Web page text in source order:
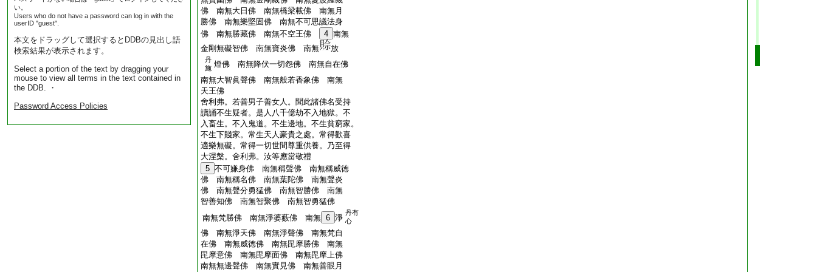
い。
Users who do not have a password can log in with the
userID "guest".
本文をドラッグして選択するとDDBの見出し語
検索結果が表示されます。
Select a portion of the text by dragging your
mouse to view all terms in the text contained in
the DDB. ・
Password Access Policies
佛 南無大日佛 南無橋梁載佛 南無月
勝佛 南無樂堅固佛 南無不可思議法身
佛 南無勝藏佛 南無不空王佛
4 南無
金剛無礙智佛 南無寶炎佛 南無
放
丹
施 燈佛 南無降伏一切怨佛 南無自在佛
南無大智眞聲佛 南無般若香象佛 南無
天王佛
舍利弗。若善男子善女人。聞此諸佛名受持
讀誦不生疑者。是人八千億劫不入地獄。不
入畜生。不入鬼道。不生邊地。不生貧窮家。
不生下賤家。常生天人豪貴之處。常得歡喜
適樂無礙。常得一切世間尊重供養。乃至得
大涅槃。舍利弗。汝等應當敬禮
5 不可嫌身佛 南無稱聲佛 南無稱威徳
佛 南無稱名佛 南無葉陀佛 南無聲炎
佛 南無聲分勇猛佛 南無智勝佛 南無
智善知佛 南無智聚佛 南無智勇猛佛
南無梵勝佛 南無淨婆藪佛 南無 6 淨
丹有
心
佛 南無淨天佛 南無淨聲佛 南無梵自
在佛 南無威徳佛 南無毘摩勝佛 南無
毘摩意佛 南無毘摩面佛 南無毘摩上佛
南無無邊聲佛 南無實見佛 南無善眼月